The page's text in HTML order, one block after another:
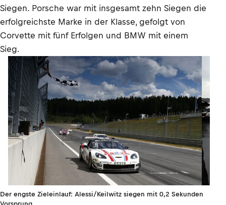
Siegen. Porsche war mit insgesamt zehn Siegen die
erfolgreichste Marke in der Klasse, gefolgt von
Corvette mit fünf Erfolgen und BMW mit einem
Sieg.
Der engste Zieleinlauf: Alessi/Keilwitz siegen mit 0,2 Sekunden